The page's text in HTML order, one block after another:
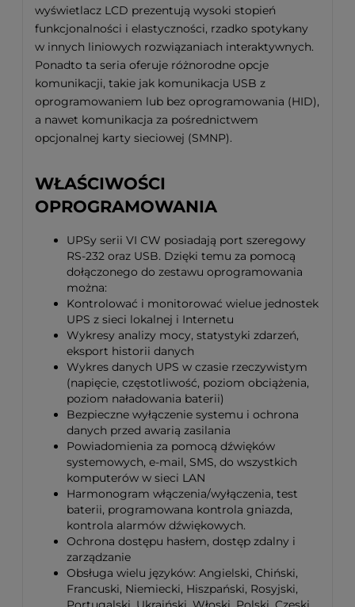
wyświetlacz LCD prezentują wysoki stopień
funkcjonalności i elastyczności, rzadko spotykany
w innych liniowych rozwiązaniach interaktywnych.
Ponadto ta seria oferuje różnorodne opcje
komunikacji, takie jak komunikacja USB z
oprogramowaniem lub bez oprogramowania (HID),
a nawet komunikacja za pośrednictwem
opcjonalnej karty sieciowej (SMNP).
WŁAŚCIWOŚCI
OPROGRAMOWANIA
UPSy serii VI CW posiadają port szeregowy
RS-232 oraz USB. Dzięki temu za pomocą
dołączonego do zestawu oprogramowania
można:
Kontrolować i monitorować wielue jednostek
UPS z sieci lokalnej i Internetu
Wykresy analizy mocy, statystyki zdarzeń,
eksport historii danych
Wykres danych UPS w czasie rzeczywistym
(napięcie, częstotliwość, poziom obciążenia,
poziom naładowania baterii)
Bezpieczne wyłączenie systemu i ochrona
danych przed awarią zasilania
Powiadomienia za pomocą dźwięków
systemowych, e-mail, SMS, do wszystkich
komputerów w sieci LAN
Harmonogram włączenia/wyłączenia, test
baterii, programowana kontrola gniazda,
kontrola alarmów dźwiękowych.
Ochrona dostępu hasłem, dostęp zdalny i
zarządzanie
Obsługa wielu języków: Angielski, Chiński,
Francuski, Niemiecki, Hiszpański, Rosyjski,